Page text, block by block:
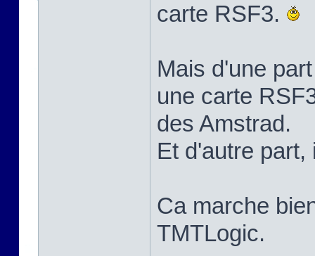
carte RSF3.
Mais d'une
une carte
des Amstrad.
Et d'autre
Ca marche
TMTLogic.